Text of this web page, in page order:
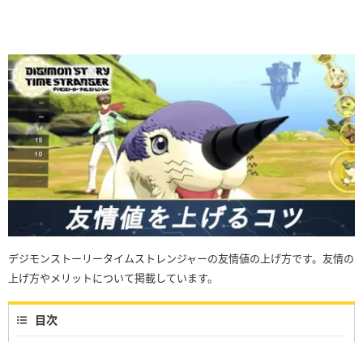
デジモンストーリータイムストレンジャーの友情値の上げ方です。友情の
上げ方やメリットについて掲載しています。
目次